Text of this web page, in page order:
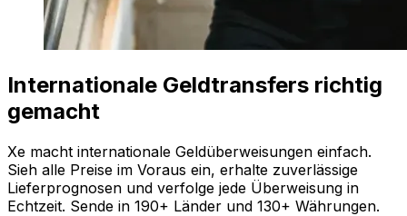
Internationale Geldtransfers richtig
gemacht
Xe macht internationale Geldüberweisungen einfach.
Sieh alle Preise im Voraus ein, erhalte zuverlässige
Lieferprognosen und verfolge jede Überweisung in
Echtzeit. Sende in 190+ Länder und 130+ Währungen.